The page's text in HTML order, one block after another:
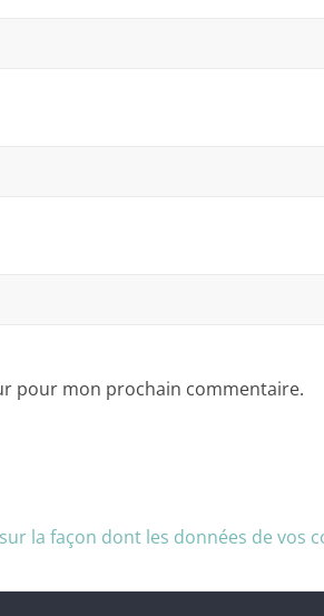
pour mon prochain commentaire.
la façon dont les données de vos